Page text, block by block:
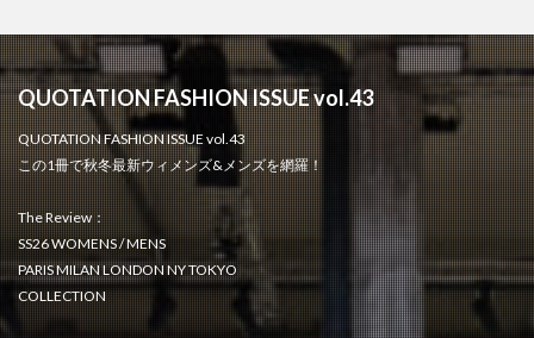
QUOTATION FASHION ISSUE vol.43
QUOTATION FASHION ISSUE vol.43
この1冊で秋冬最新ウィメンズ&メンズを網羅！
The Review：
SS26 WOMENS / MENS
PARIS MILAN LONDON NY TOKYO
COLLECTION